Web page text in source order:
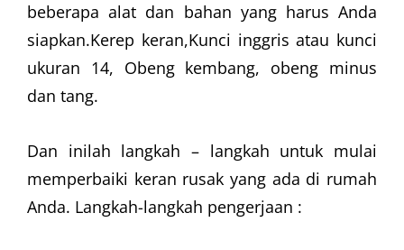
beberapa alat dan bahan yang harus Anda
siapkan.Kerep keran,Kunci inggris atau kunci
ukuran 14, Obeng kembang, obeng minus
dan tang.
Dan inilah langkah – langkah untuk mulai
memperbaiki keran rusak yang ada di rumah
Anda. Langkah-langkah pengerjaan :